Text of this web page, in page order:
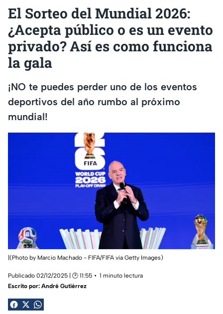
El Sorteo del Mundial 2026:
¿Acepta público o es un evento
privado? Así es como funciona
la gala
¡NO te puedes perder uno de los eventos
deportivos del año rumbo al próximo
mundial!
|(Photo by Marcio Machado - FIFA/FIFA via Getty Images)
Publicado 02/12/2025 | 🕑 11:55
1 minuto lectura
Escrito por: André Gutiérrez